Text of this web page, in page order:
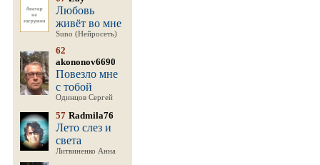
Любовь
живёт во мне
Suno (Нейросеть)
62
akononov6690
Повезло мне
с тобой
Одинцов Сергей
57 Radmila76
Лето слез и
света
Литвиненко Анна